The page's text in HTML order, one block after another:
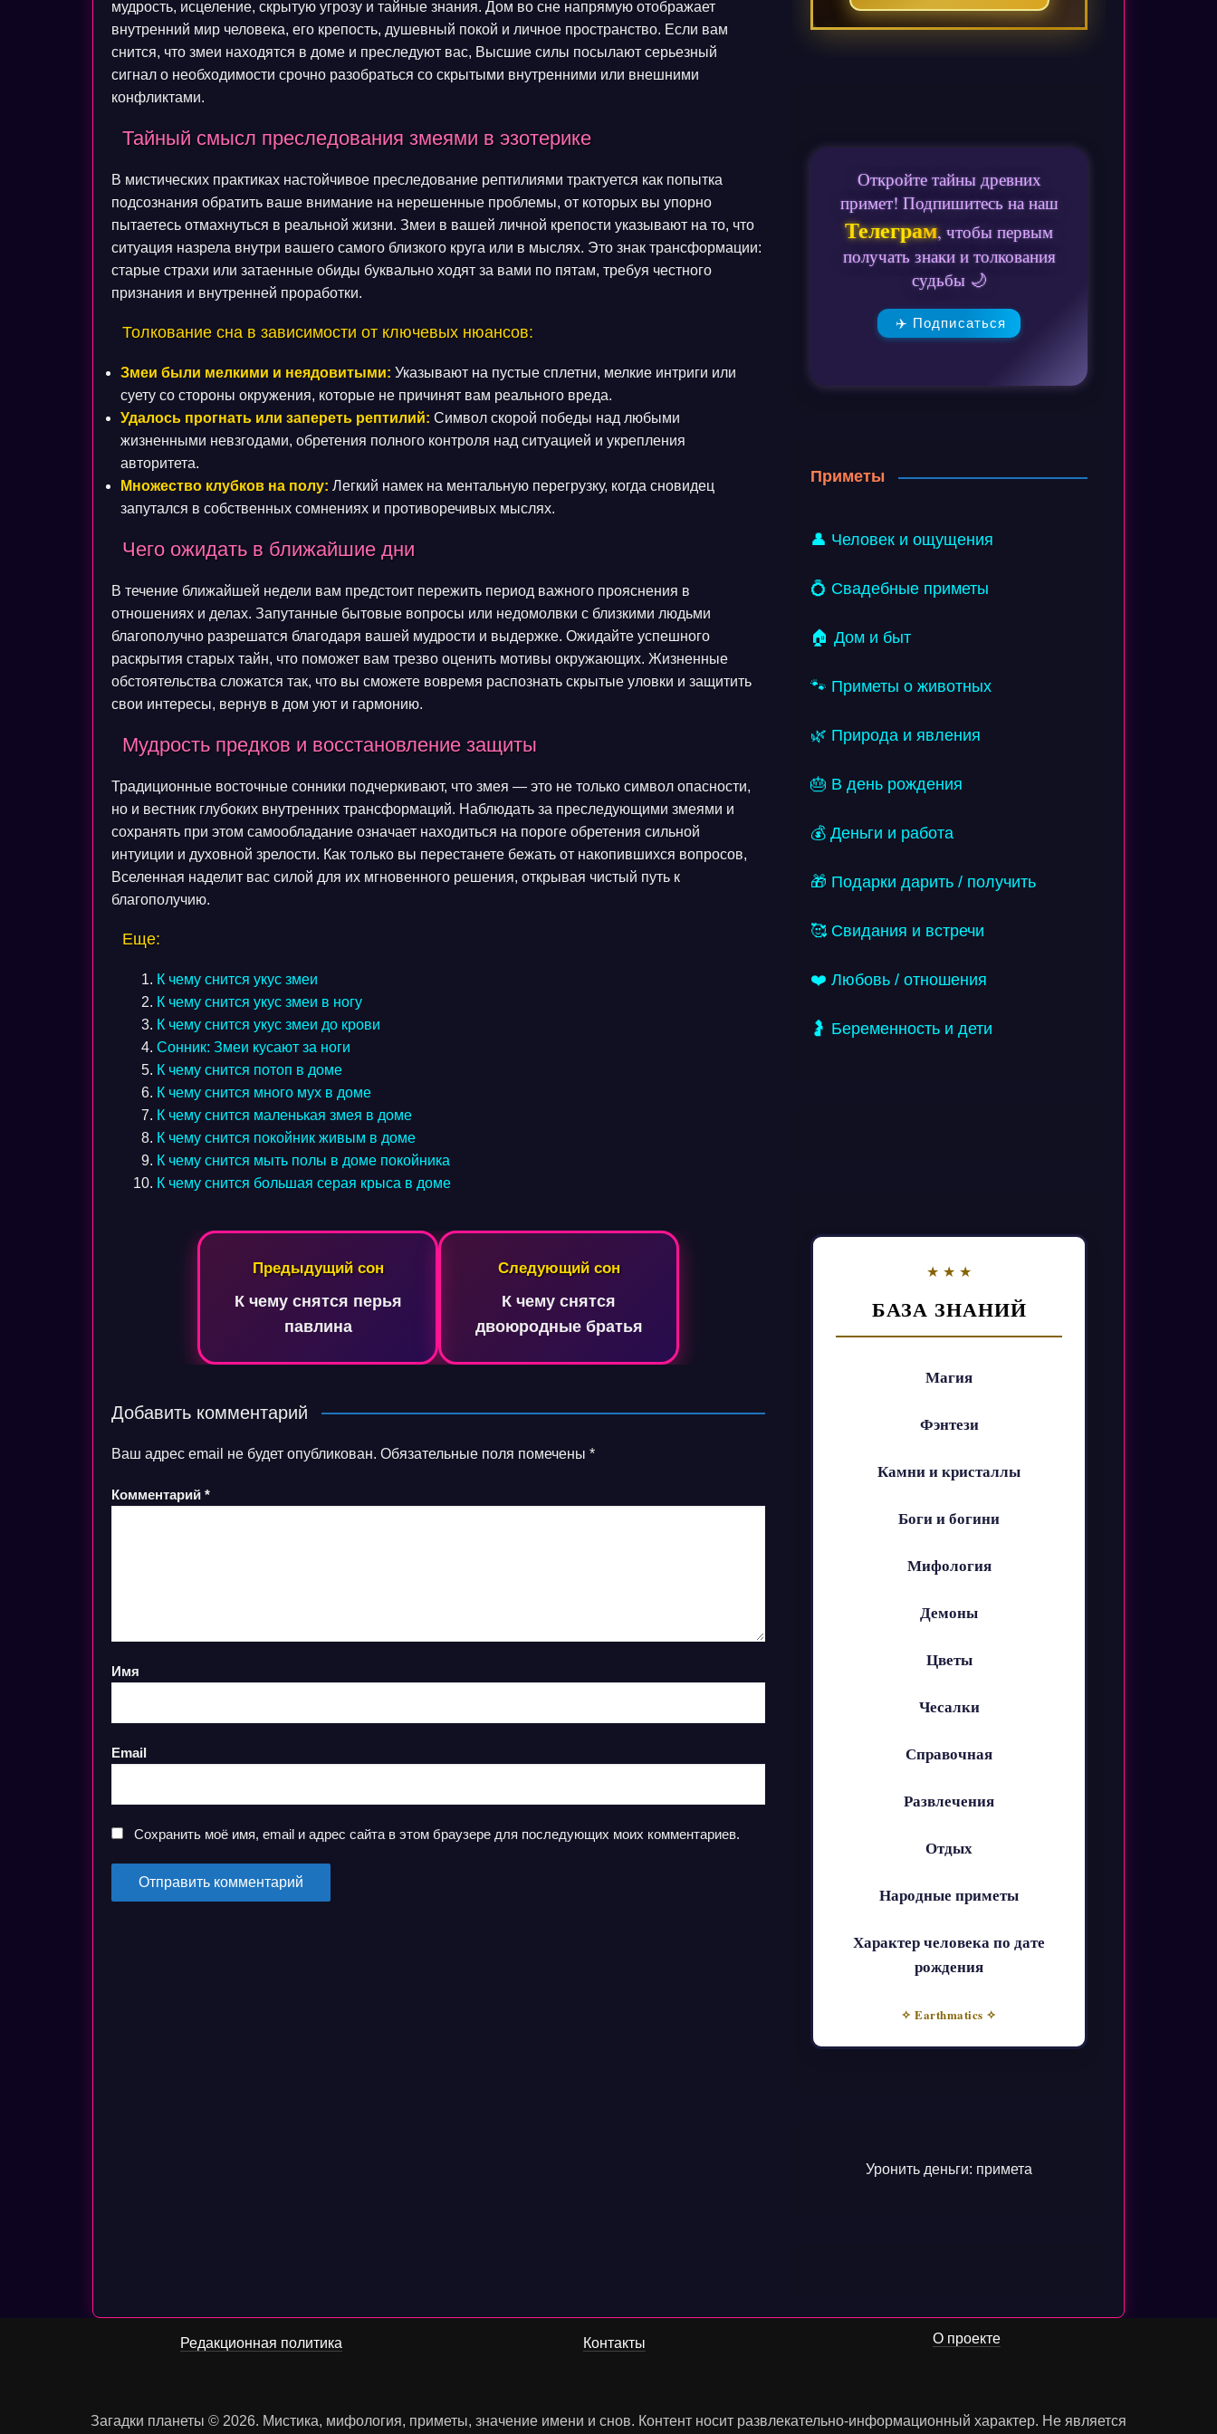
мудрость, исцеление, скрытую угрозу и тайные знания. Дом во сне напрямую отображает
внутренний мир человека, его крепость, душевный покой и личное пространство. Если вам
снится, что змеи находятся в доме и преследуют вас, Высшие силы посылают серьезный
сигнал о необходимости срочно разобраться со скрытыми внутренними или внешними
конфликтами.
Тайный смысл преследования змеями в эзотерике
В мистических практиках настойчивое преследование рептилиями трактуется как попытка
подсознания обратить ваше внимание на нерешенные проблемы, от которых вы упорно
пытаетесь отмахнуться в реальной жизни. Змеи в вашей личной крепости указывают на то, что
ситуация назрела внутри вашего самого близкого круга или в мыслях. Это знак трансформации:
старые страхи или затаенные обиды буквально ходят за вами по пятам, требуя честного
признания и внутренней проработки.
Толкование сна в зависимости от ключевых нюансов:
Змеи были мелкими и неядовитыми: Указывают на пустые сплетни, мелкие интриги или
суету со стороны окружения, которые не причинят вам реального вреда.
Удалось прогнать или запереть рептилий: Символ скорой победы над любыми
жизненными невзгодами, обретения полного контроля над ситуацией и укрепления
авторитета.
Множество клубков на полу: Легкий намек на ментальную перегрузку, когда сновидец
запутался в собственных сомнениях и противоречивых мыслях.
Чего ожидать в ближайшие дни
В течение ближайшей недели вам предстоит пережить период важного прояснения в
отношениях и делах. Запутанные бытовые вопросы или недомолвки с близкими людьми
благополучно разрешатся благодаря вашей мудрости и выдержке. Ожидайте успешного
раскрытия старых тайн, что поможет вам трезво оценить мотивы окружающих. Жизненные
обстоятельства сложатся так, что вы сможете вовремя распознать скрытые уловки и защитить
свои интересы, вернув в дом уют и гармонию.
Мудрость предков и восстановление защиты
Традиционные восточные сонники подчеркивают, что змея — это не только символ опасности,
но и вестник глубоких внутренних трансформаций. Наблюдать за преследующими змеями и
сохранять при этом самообладание означает находиться на пороге обретения сильной
интуиции и духовной зрелости. Как только вы перестанете бежать от накопившихся вопросов,
Вселенная наделит вас силой для их мгновенного решения, открывая чистый путь к
благополучию.
Еще:
К чему снится укус змеи
К чему снится укус змеи в ногу
К чему снится укус змеи до крови
Сонник: Змеи кусают за ноги
К чему снится потоп в доме
К чему снится много мух в доме
К чему снится маленькая змея в доме
К чему снится покойник живым в доме
К чему снится мыть полы в доме покойника
К чему снится большая серая крыса в доме
Навигация
Предыдущий сон
К чему снятся перья
павлина
Следующий сон
К чему снятся
двоюродные братья
Добавить комментарий
Ваш адрес email не будет опубликован. Обязательные поля помечены *
Комментарий *
Имя
Email
Сохранить моё имя, email и адрес сайта в этом браузере для последующих моих комментариев.
Откройте тайны древних
примет! Подпишитесь на наш
Телеграм, чтобы первым
получать знаки и толкования
судьбы 🌙
✈️ Подписаться
Приметы
👤 Человек и ощущения
💍 Свадебные приметы
🏠 Дом и быт
🐾 Приметы о животных
🌿 Природа и явления
🎂 В день рождения
💰 Деньги и работа
🎁 Подарки дарить / получить
🥰 Свидания и встречи
❤️ Любовь / отношения
🤰 Беременность и дети
БАЗА ЗНАНИЙ
Магия
Фэнтези
Камни и кристаллы
Боги и богини
Мифология
Демоны
Цветы
Чесалки
Справочная
Развлечения
Отдых
Народные приметы
Характер человека по дате
рождения
✧ Earthmatics ✧
Уронить деньги: примета
Редакционная политика Контакты О проекте
Загадки планеты © 2026. Мистика, мифология, приметы, значение имени и снов. Контент носит развлекательно-информационный характер. Не является